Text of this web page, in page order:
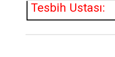
Tesbih Ustası: